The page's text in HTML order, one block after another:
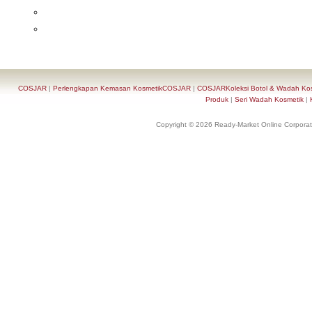
COSJAR| Perlengkapan Kemasan KosmetikCOSJAR| COSJARKoleksi Botol & Wadah
Produk | Seri Wadah Kosmetik |
Copyright © 2026 Ready-Market Online